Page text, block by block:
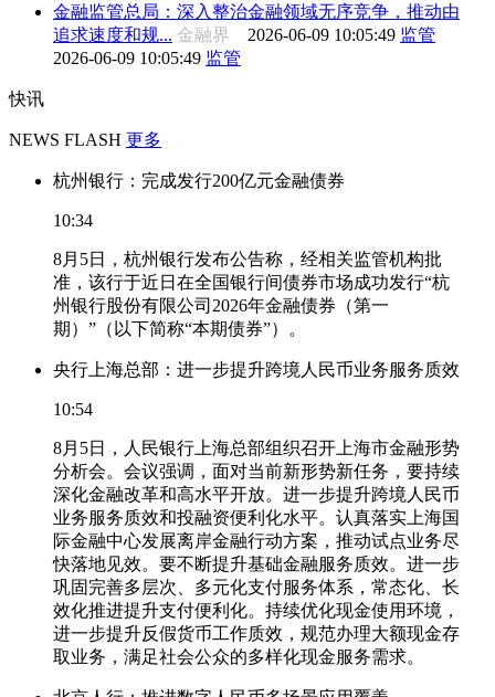
金融监管总局：深入整治金融领域无序竞争，推动由
追求速度和规... 金融界 2026-06-09 10:05:49 监管
2026-06-09 10:05:49 监管
快讯
NEWS FLASH 更多
杭州银行：完成发行200亿元金融债券
10:34
8月5日，杭州银行发布公告称，经相关监管机构批
准，该行于近日在全国银行间债券市场成功发行“杭
州银行股份有限公司2026年金融债券（第一
期）”（以下简称“本期债券”）。
央行上海总部：进一步提升跨境人民币业务服务质效
10:54
8月5日，人民银行上海总部组织召开上海市金融形势
分析会。会议强调，面对当前新形势新任务，要持续
深化金融改革和高水平开放。进一步提升跨境人民币
业务服务质效和投融资便利化水平。认真落实上海国
际金融中心发展离岸金融行动方案，推动试点业务尽
快落地见效。要不断提升基础金融服务质效。进一步
巩固完善多层次、多元化支付服务体系，常态化、长
效化推进提升支付便利化。持续优化现金使用环境，
进一步提升反假货币工作质效，规范办理大额现金存
取业务，满足社会公众的多样化现金服务需求。